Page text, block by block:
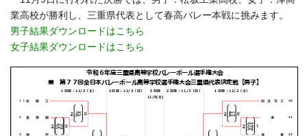
業高校が勝利し、三重県代表として春高バレー本戦に挑みます。
男子結果ダウンロードはこちら
女子結果ダウンロードはこちら